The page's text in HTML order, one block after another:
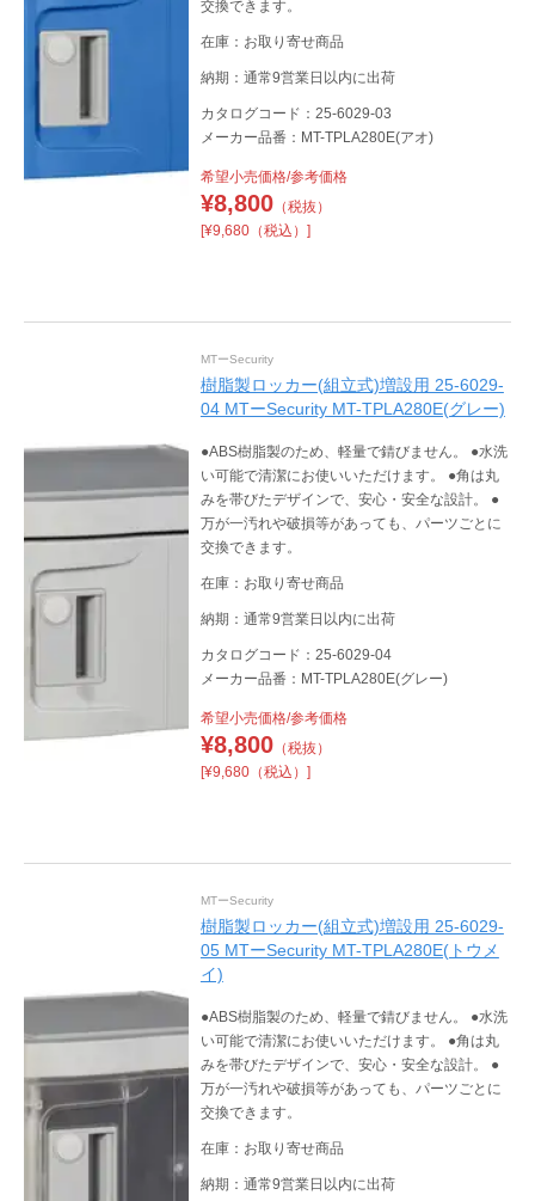
交換できます。
在庫：お取り寄せ商品
納期：通常9営業日以内に出荷
カタログコード：25-6029-03
メーカー品番：MT-TPLA280E(アオ)
希望小売価格/参考価格
¥8,800（税抜）
[¥9,680（税込）]
MTーSecurity
樹脂製ロッカー(組立式)増設用 25-6029-
04 MTーSecurity MT-TPLA280E(グレー)
●ABS樹脂製のため、軽量で錆びません。 ●水洗
い可能で清潔にお使いいただけます。 ●角は丸
みを帯びたデザインで、安心・安全な設計。 ●
万が一汚れや破損等があっても、パーツごとに
交換できます。
在庫：お取り寄せ商品
納期：通常9営業日以内に出荷
カタログコード：25-6029-04
メーカー品番：MT-TPLA280E(グレー)
希望小売価格/参考価格
¥8,800（税抜）
[¥9,680（税込）]
MTーSecurity
樹脂製ロッカー(組立式)増設用 25-6029-
05 MTーSecurity MT-TPLA280E(トウメ
イ)
●ABS樹脂製のため、軽量で錆びません。 ●水洗
い可能で清潔にお使いいただけます。 ●角は丸
みを帯びたデザインで、安心・安全な設計。 ●
万が一汚れや破損等があっても、パーツごとに
交換できます。
在庫：お取り寄せ商品
納期：通常9営業日以内に出荷